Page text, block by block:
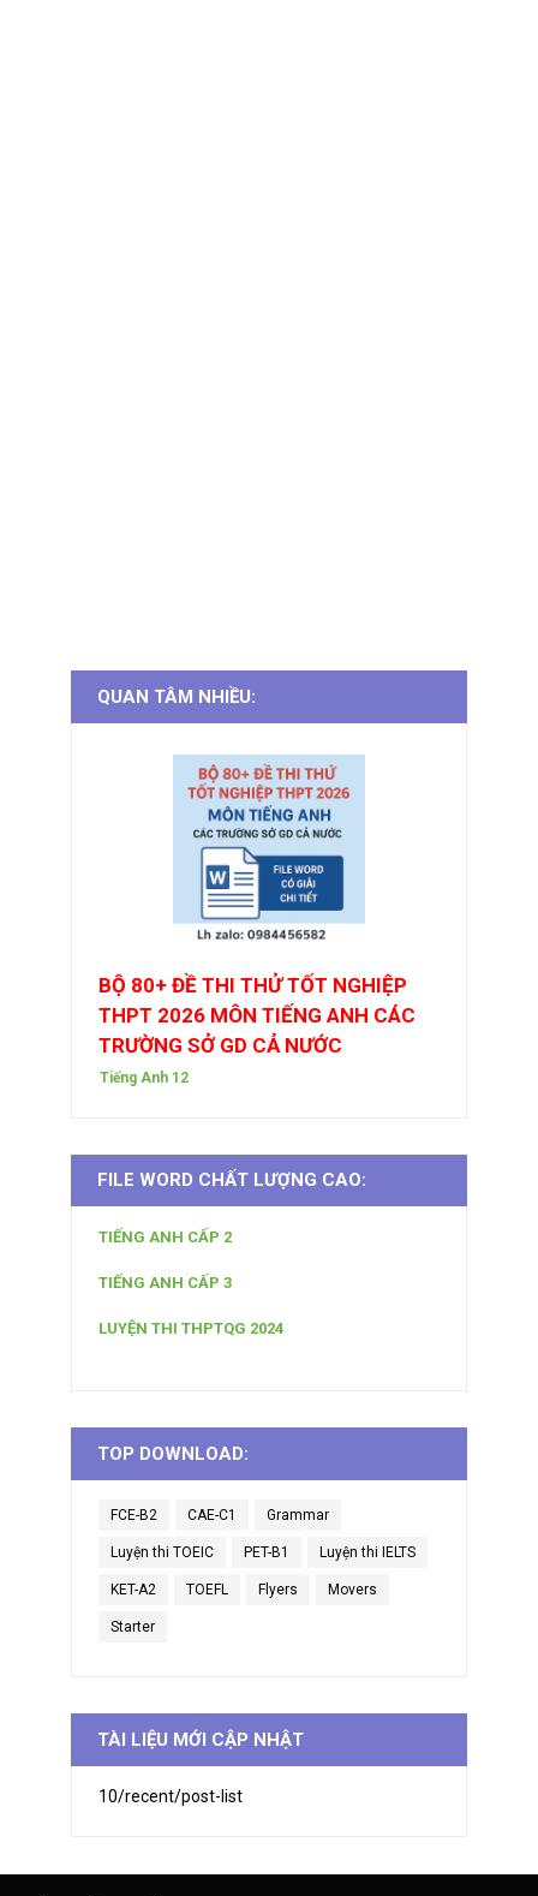
QUAN TÂM NHIỀU:
BỘ 80+ ĐỀ THI THỬ TỐT NGHIỆP
THPT 2026 MÔN TIẾNG ANH CÁC
TRƯỜNG SỞ GD CẢ NƯỚC
Tiếng Anh 12
FILE WORD CHẤT LƯỢNG CAO:
TIẾNG ANH CẤP 2
TIẾNG ANH CẤP 3
LUYỆN THI THPTQG 2024
TOP DOWNLOAD:
FCE-B2 CAE-C1 Grammar
Luyện thi TOEIC PET-B1 Luyện thi IELTS
KET-A2 TOEFL Flyers Movers
Starter
TÀI LIỆU MỚI CẬP NHẬT
10/recent/post-list